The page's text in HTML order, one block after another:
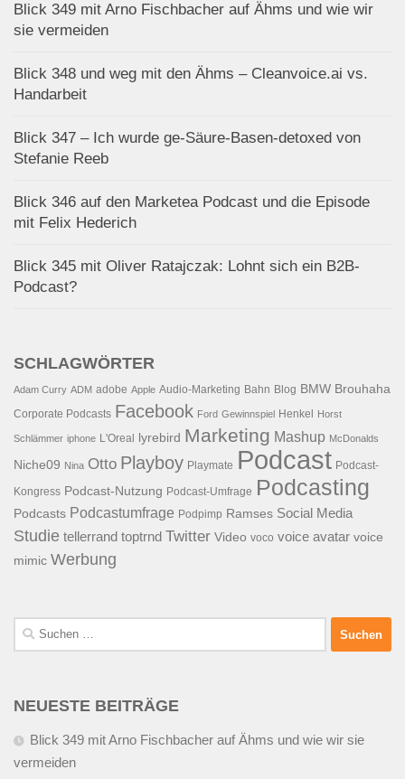
Blick 349 mit Arno Fischbacher auf Ähms und wie wir
sie vermeiden
Blick 348 und weg mit den Ähms – Cleanvoice.ai vs.
Handarbeit
Blick 347 – Ich wurde ge-Säure-Basen-detoxed von
Stefanie Reeb
Blick 346 auf den Marketea Podcast und die Episode
mit Felix Hederich
Blick 345 mit Oliver Ratajczak: Lohnt sich ein B2B-
Podcast?
SCHLAGWÖRTER
Adam Curry ADM adobe Apple Audio-Marketing Bahn Blog BMW Brouhaha
Corporate Podcasts Facebook Ford Gewinnspiel Henkel Horst
Schlämmer iphone L'Oreal lyrebird Marketing Mashup McDonalds
Niche09 Nina Otto Playboy Playmate Podcast Podcast-
Kongress Podcast-Nutzung Podcast-Umfrage Podcasting
Podcasts Podcastumfrage Podpimp Ramses Social Media
Studie tellerrand toptrnd Twitter Video voco voice avatar voice
mimic Werbung
Suchen
nach:
NEUESTE BEITRÄGE
Blick 349 mit Arno Fischbacher auf Ähms und wie wir sie
vermeiden